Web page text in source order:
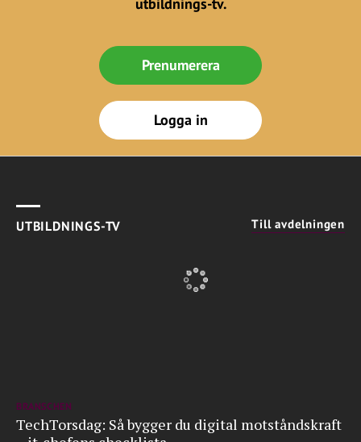
Prenumerera
Logga in
UTBILDNINGS-TV Till avdelningen
BRANSCHEN
TechTorsdag: Så bygger du digital motståndskraft